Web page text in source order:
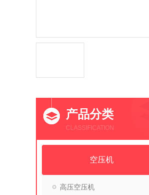
产品分类
CLASSIFICATION
空压机
高压空压机